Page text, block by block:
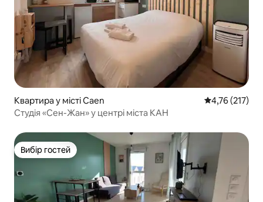
Квартира у місті Caen Середня
4,76 (217)
Студія «Сен-Жан» у центрі міста КАН
Вибір гостей
Вибір гостей